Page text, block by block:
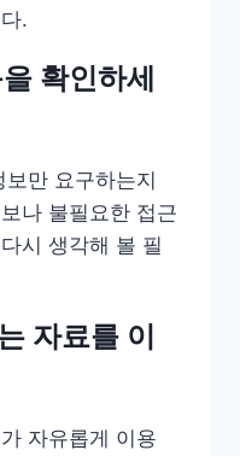
.
확인하세
만 요구하는지
나 불필요한 접근
시 생각해 볼 필
자료를 이
자유롭게 이용